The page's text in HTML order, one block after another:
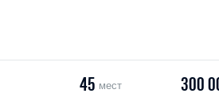
45 мест 300